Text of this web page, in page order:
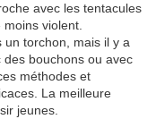
avec les tentacules
violent.
torchon, mais il y a
des bouchons ou avec
méthodes et
La meilleure
jeunes.